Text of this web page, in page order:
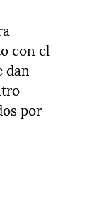
con el
dan
por